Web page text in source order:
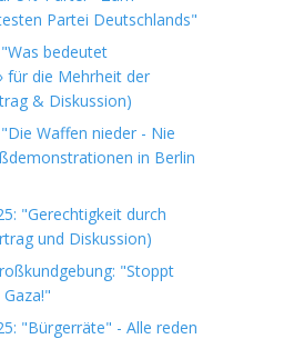
Partei Deutschlands"
bedeutet
für die Mehrheit der
& Diskussion)
Waffen nieder - Nie
in Berlin
"Gerechtigkeit durch
und Diskussion)
"Stoppt
"Bürgerräte" - Alle reden